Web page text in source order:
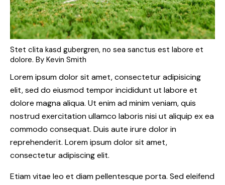
Stet clita kasd gubergren, no sea sanctus est labore et
dolore. By Kevin Smith
Lorem ipsum dolor sit amet, consectetur adipisicing
elit, sed do eiusmod tempor incididunt ut labore et
dolore magna aliqua. Ut enim ad minim veniam, quis
nostrud exercitation ullamco laboris nisi ut aliquip ex ea
commodo consequat. Duis aute irure dolor in
reprehenderit. Lorem ipsum dolor sit amet,
consectetur adipiscing elit.
Etiam vitae leo et diam pellentesque porta. Sed eleifend